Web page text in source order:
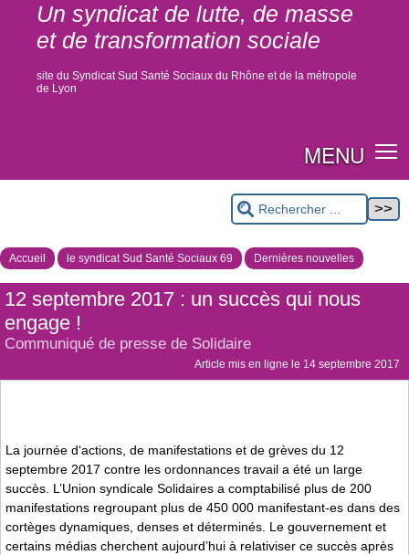
Un syndicat de lutte, de masse
et de transformation sociale
site du Syndicat Sud Santé Sociaux du Rhône et de la métropole
de Lyon
MENU
Accueil le syndicat Sud Santé Sociaux 69 Dernières nouvelles
12 septembre 2017 : un succès qui nous
engage !
Communiqué de presse de Solidaire
Article mis en ligne le 14 septembre 2017
La journée d‘actions, de manifestations et de grèves du 12
septembre 2017 contre les ordonnances travail a été un large
succès. L’Union syndicale Solidaires a comptabilisé plus de 200
manifestations regroupant plus de 450 000 manifestant-es dans des
cortèges dynamiques, denses et déterminés. Le gouvernement et
certains médias cherchent aujourd’hui à relativiser ce succès après